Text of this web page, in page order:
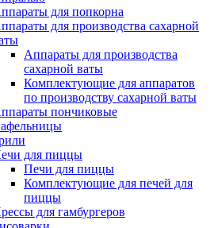
для попкорна
для производства сахарной
Аппараты для производства
сахарной ваты
Комплектующие для аппаратов
по производству сахарной ваты
пончиковые
для пиццы
Печи для пиццы
Комплектующие для печей для
пиццы
для гамбургеров